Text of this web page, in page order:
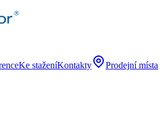
Ke staženíKontakty Prodejní místa